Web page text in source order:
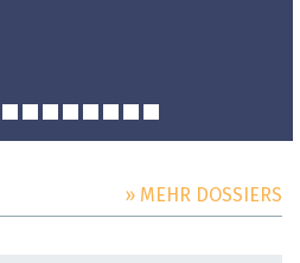
» MEHR DOSSIERS